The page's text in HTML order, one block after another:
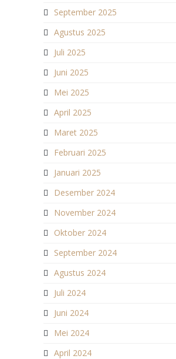
September 2025
Agustus 2025
Juli 2025
Juni 2025
Mei 2025
April 2025
Maret 2025
Februari 2025
Januari 2025
Desember 2024
November 2024
Oktober 2024
September 2024
Agustus 2024
Juli 2024
Juni 2024
Mei 2024
April 2024